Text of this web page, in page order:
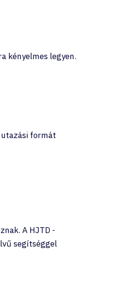
kényelmes legyen.
utazási formát
A HJTD -
segítséggel